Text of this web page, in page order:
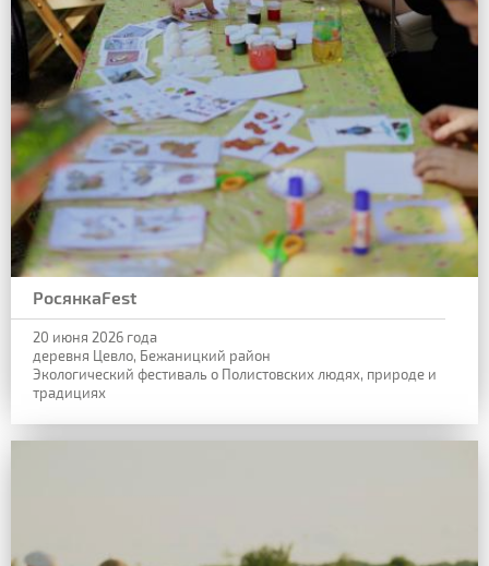
РосянкаFest
20 июня 2026 года
деревня Цевло, Бежаницкий район
Экологический фестиваль о Полистовских людях, природе и
традициях